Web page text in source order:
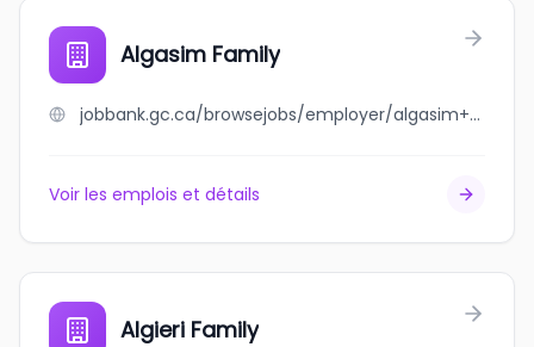
Algasim Family
jobbank.gc.ca/browsejobs/employer/algasim+family/ca
Voir les emplois et détails
Algieri Family